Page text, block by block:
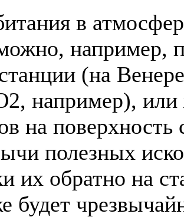
в
например,
(на
например),
на
полезных
их обратно на
будет